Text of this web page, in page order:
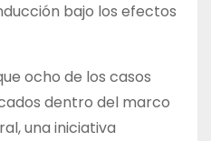
bajo los efectos
ocho de los casos
dentro del marco
una iniciativa